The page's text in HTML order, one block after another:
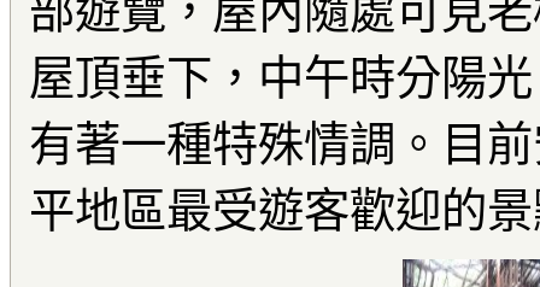
部遊覽，屋內隨處可見
屋頂垂下，中午時分陽
有著一種特殊情調。目
平地區最受遊客歡迎的